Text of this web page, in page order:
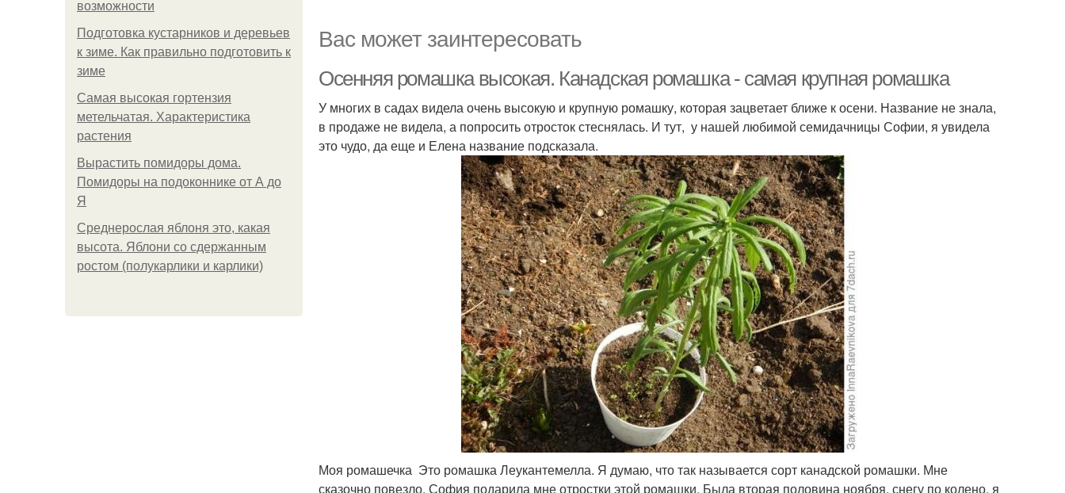
возможности
Подготовка кустарников и деревьев
к зиме. Как правильно подготовить к
зиме
Самая высокая гортензия
метельчатая. Характеристика
растения
Вырастить помидоры дома.
Помидоры на подоконнике от А до
Я
Среднерослая яблоня это, какая
высота. Яблони со сдержанным
ростом (полукарлики и карлики)
Вас может заинтересовать
Осенняя ромашка высокая. Канадская ромашка - самая крупная ромашка
У многих в садах видела очень высокую и крупную ромашку, которая зацветает ближе к осени. Название не знала,
в продаже не видела, а попросить отросток стеснялась. И тут, у нашей любимой семидачницы Софии, я увидела
это чудо, да еще и Елена название подсказала.
Моя ромашечка Это ромашка Леукантемелла. Я думаю, что так называется сорт канадской ромашки. Мне
сказочно повезло. София подарила мне отростки этой ромашки. Была вторая половина ноября, снегу по колено, я